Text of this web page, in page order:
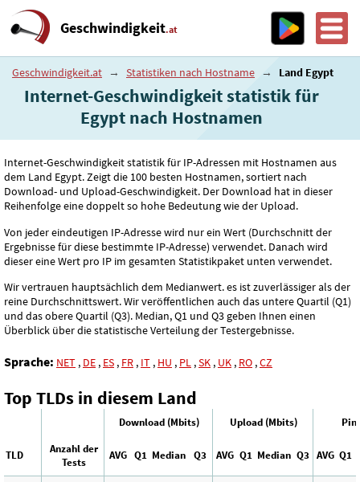
Geschwindigkeit.at
Geschwindigkeit.at → Statistiken nach Hostname → Land Egypt
Internet-Geschwindigkeit statistik für
Egypt nach Hostnamen
Internet-Geschwindigkeit statistik für IP-Adressen mit Hostnamen aus
dem Land Egypt. Zeigt die 100 besten Hostnamen, sortiert nach
Download- und Upload-Geschwindigkeit. Der Download hat in dieser
Reihenfolge eine doppelt so hohe Bedeutung wie der Upload.
Von jeder eindeutigen IP-Adresse wird nur ein Wert (Durchschnitt der
Ergebnisse für diese bestimmte IP-Adresse) verwendet. Danach wird
dieser eine Wert pro IP im gesamten Statistikpaket unten verwendet.
Wir vertrauen hauptsächlich dem Medianwert. es ist zuverlässiger als der
reine Durchschnittswert. Wir veröffentlichen auch das untere Quartil (Q1)
und das obere Quartil (Q3). Median, Q1 und Q3 geben Ihnen einen
Überblick über die statistische Verteilung der Testergebnisse.
Sprache: NET , DE , ES , FR , IT , HU , PL ,SK , UK , RO ,CZ
Top TLDs in diesem Land
Download (Mbits) Upload (Mbits)
TLD
Anzahl der
Tests
AVG Q1 Median Q3 AVG Q1 Median Q3 AVG Q1